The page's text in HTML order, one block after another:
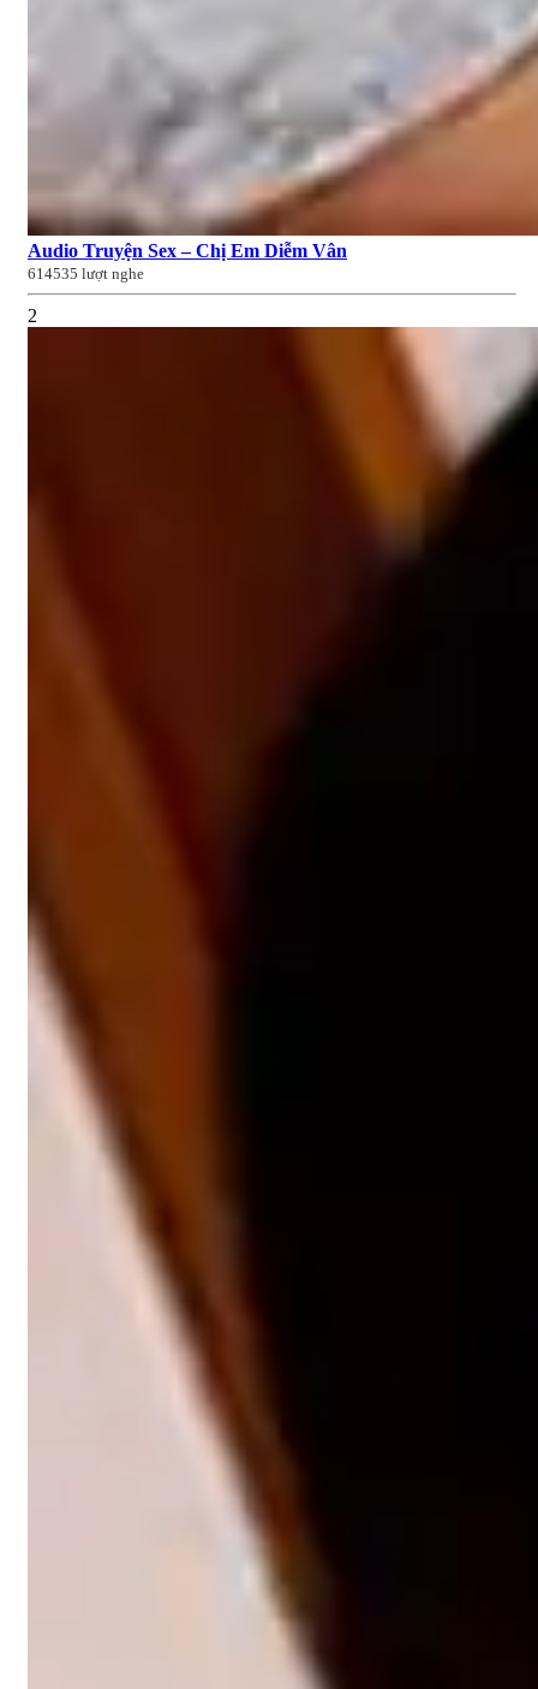
Audio Truyện Sex – Chị Em Diễm Vân
614535 lượt nghe
2